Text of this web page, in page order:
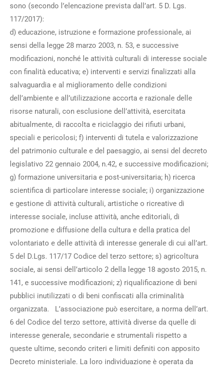
sono (secondo l’elencazione prevista dall’art. 5 D. Lgs.
117/2017):
d) educazione, istruzione e formazione professionale, ai
sensi della legge 28 marzo 2003, n. 53, e successive
modificazioni, nonché le attività culturali di interesse sociale
con finalità educativa; e) interventi e servizi finalizzati alla
salvaguardia e al miglioramento delle condizioni
dell’ambiente e all’utilizzazione accorta e razionale delle
risorse naturali, con esclusione dell’attività, esercitata
abitualmente, di raccolta e riciclaggio dei rifiuti urbani,
speciali e pericolosi; f) interventi di tutela e valorizzazione
del patrimonio culturale e del paesaggio, ai sensi del decreto
legislativo 22 gennaio 2004, n.42, e successive modificazioni;
g) formazione universitaria e post-universitaria; h) ricerca
scientifica di particolare interesse sociale; i) organizzazione
e gestione di attività culturali, artistiche o ricreative di
interesse sociale, incluse attività, anche editoriali, di
promozione e diffusione della cultura e della pratica del
volontariato e delle attività di interesse generale di cui all’art.
5 del D.Lgs. 117/17 Codice del terzo settore; s) agricoltura
sociale, ai sensi dell’articolo 2 della legge 18 agosto 2015, n.
141, e successive modificazioni; z) riqualificazione di beni
pubblici inutilizzati o di beni confiscati alla criminalità
organizzata. L’associazione può esercitare, a norma dell’art.
6 del Codice del terzo settore, attività diverse da quelle di
interesse generale, secondarie e strumentali rispetto a
queste ultime, secondo criteri e limiti definiti con apposito
Decreto ministeriale. La loro individuazione è operata da